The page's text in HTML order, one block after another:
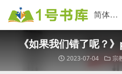
《如果我们错了呢？
2023-07-04 宗